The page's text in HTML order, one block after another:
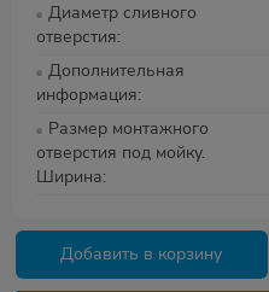
Диаметр сливного
отверстия
Дополнительная
информация
Размер монтажного
отверстия под мойку.
Ширина
Добавить в корзину